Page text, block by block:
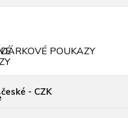
DÁRKOVÉ POUKAZY
české - CZK